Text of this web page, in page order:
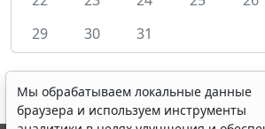
29
30 31
Мы обрабатываем локальные данные
браузера и используем инструменты